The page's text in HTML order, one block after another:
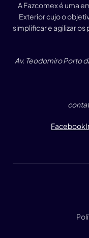
A Fazcomex é uma
Exterior cujo o
simplificar e agilizar
Av. Teodomiro Porto
Facebook